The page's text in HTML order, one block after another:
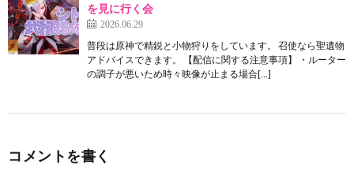
を見に行く会
2026.06.29
普段は原神で精鋭と小物狩りをしています。 召使なら聖遺物
アドバイスできます。 【配信に関する注意事項】 ・ルーター
の調子が悪いため時々映像が止まる場合[…]
コメントを書く